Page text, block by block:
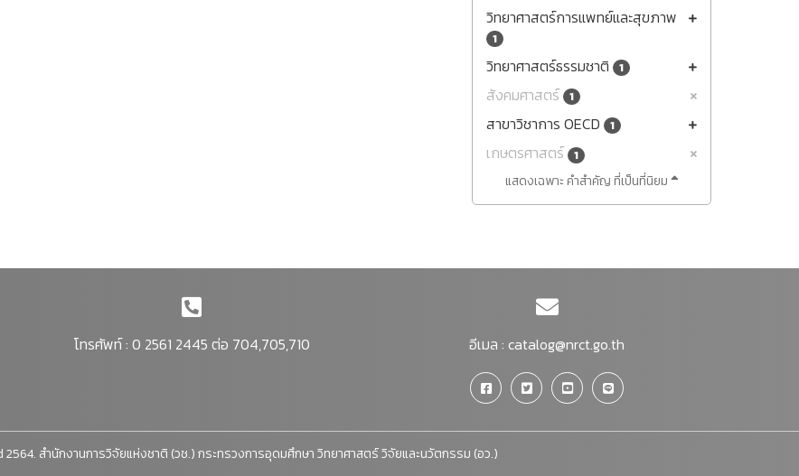
วิทยาศาสตร์การแพทย์และสุขภาพ
1
วิทยาศาสตร์ธรรมชาติ 1
สังคมศาสตร์ 1
สาขาวิชาการ OECD 1
เกษตรศาสตร์ 1
แสดงเฉพาะ คำสำคัญ ที่เป็นที่นิยม
โทรศัพท์ : 0 2561 2445 ต่อ 704,705,710 อีเมล :catalog@nrct.go.th
สำนักงานการวิจัยแห่งชาติ (วช.) กระทรวงการอุดมศึกษา วิทยาศาสตร์ วิจัยและนวัตกรรม (อว.)